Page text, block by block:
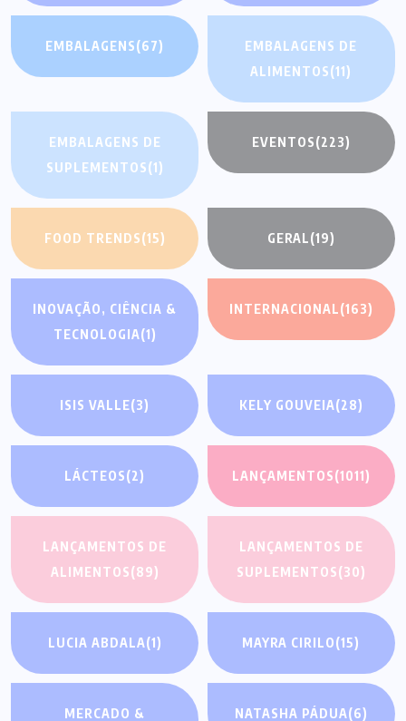
EMBALAGENS(67)
EMBALAGENS DE
ALIMENTOS(11)
EMBALAGENS DE
SUPLEMENTOS(1)
EVENTOS(223)
FOOD TRENDS(15) GERAL(19)
INOVAÇÃO, CIÊNCIA &
TECNOLOGIA(1)
INTERNACIONAL(163)
ISIS VALLE(3) KELY GOUVEIA(28)
LÁCTEOS(2) LANÇAMENTOS(1011)
LANÇAMENTOS DE
ALIMENTOS(89)
LANÇAMENTOS DE
SUPLEMENTOS(30)
LUCIA ABDALA(1) MAYRA CIRILO(15)
MERCADO & NATASHA PÁDUA(6)